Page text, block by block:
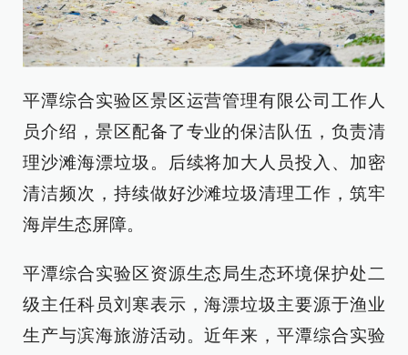
平潭综合实验区景区运营管理有限公司工作人
员介绍，景区配备了专业的保洁队伍，负责清
理沙滩海漂垃圾。后续将加大人员投入、加密
清洁频次，持续做好沙滩垃圾清理工作，筑牢
海岸生态屏障。
平潭综合实验区资源生态局生态环境保护处二
级主任科员刘寒表示，海漂垃圾主要源于渔业
生产与滨海旅游活动。近年来，平潭综合实验